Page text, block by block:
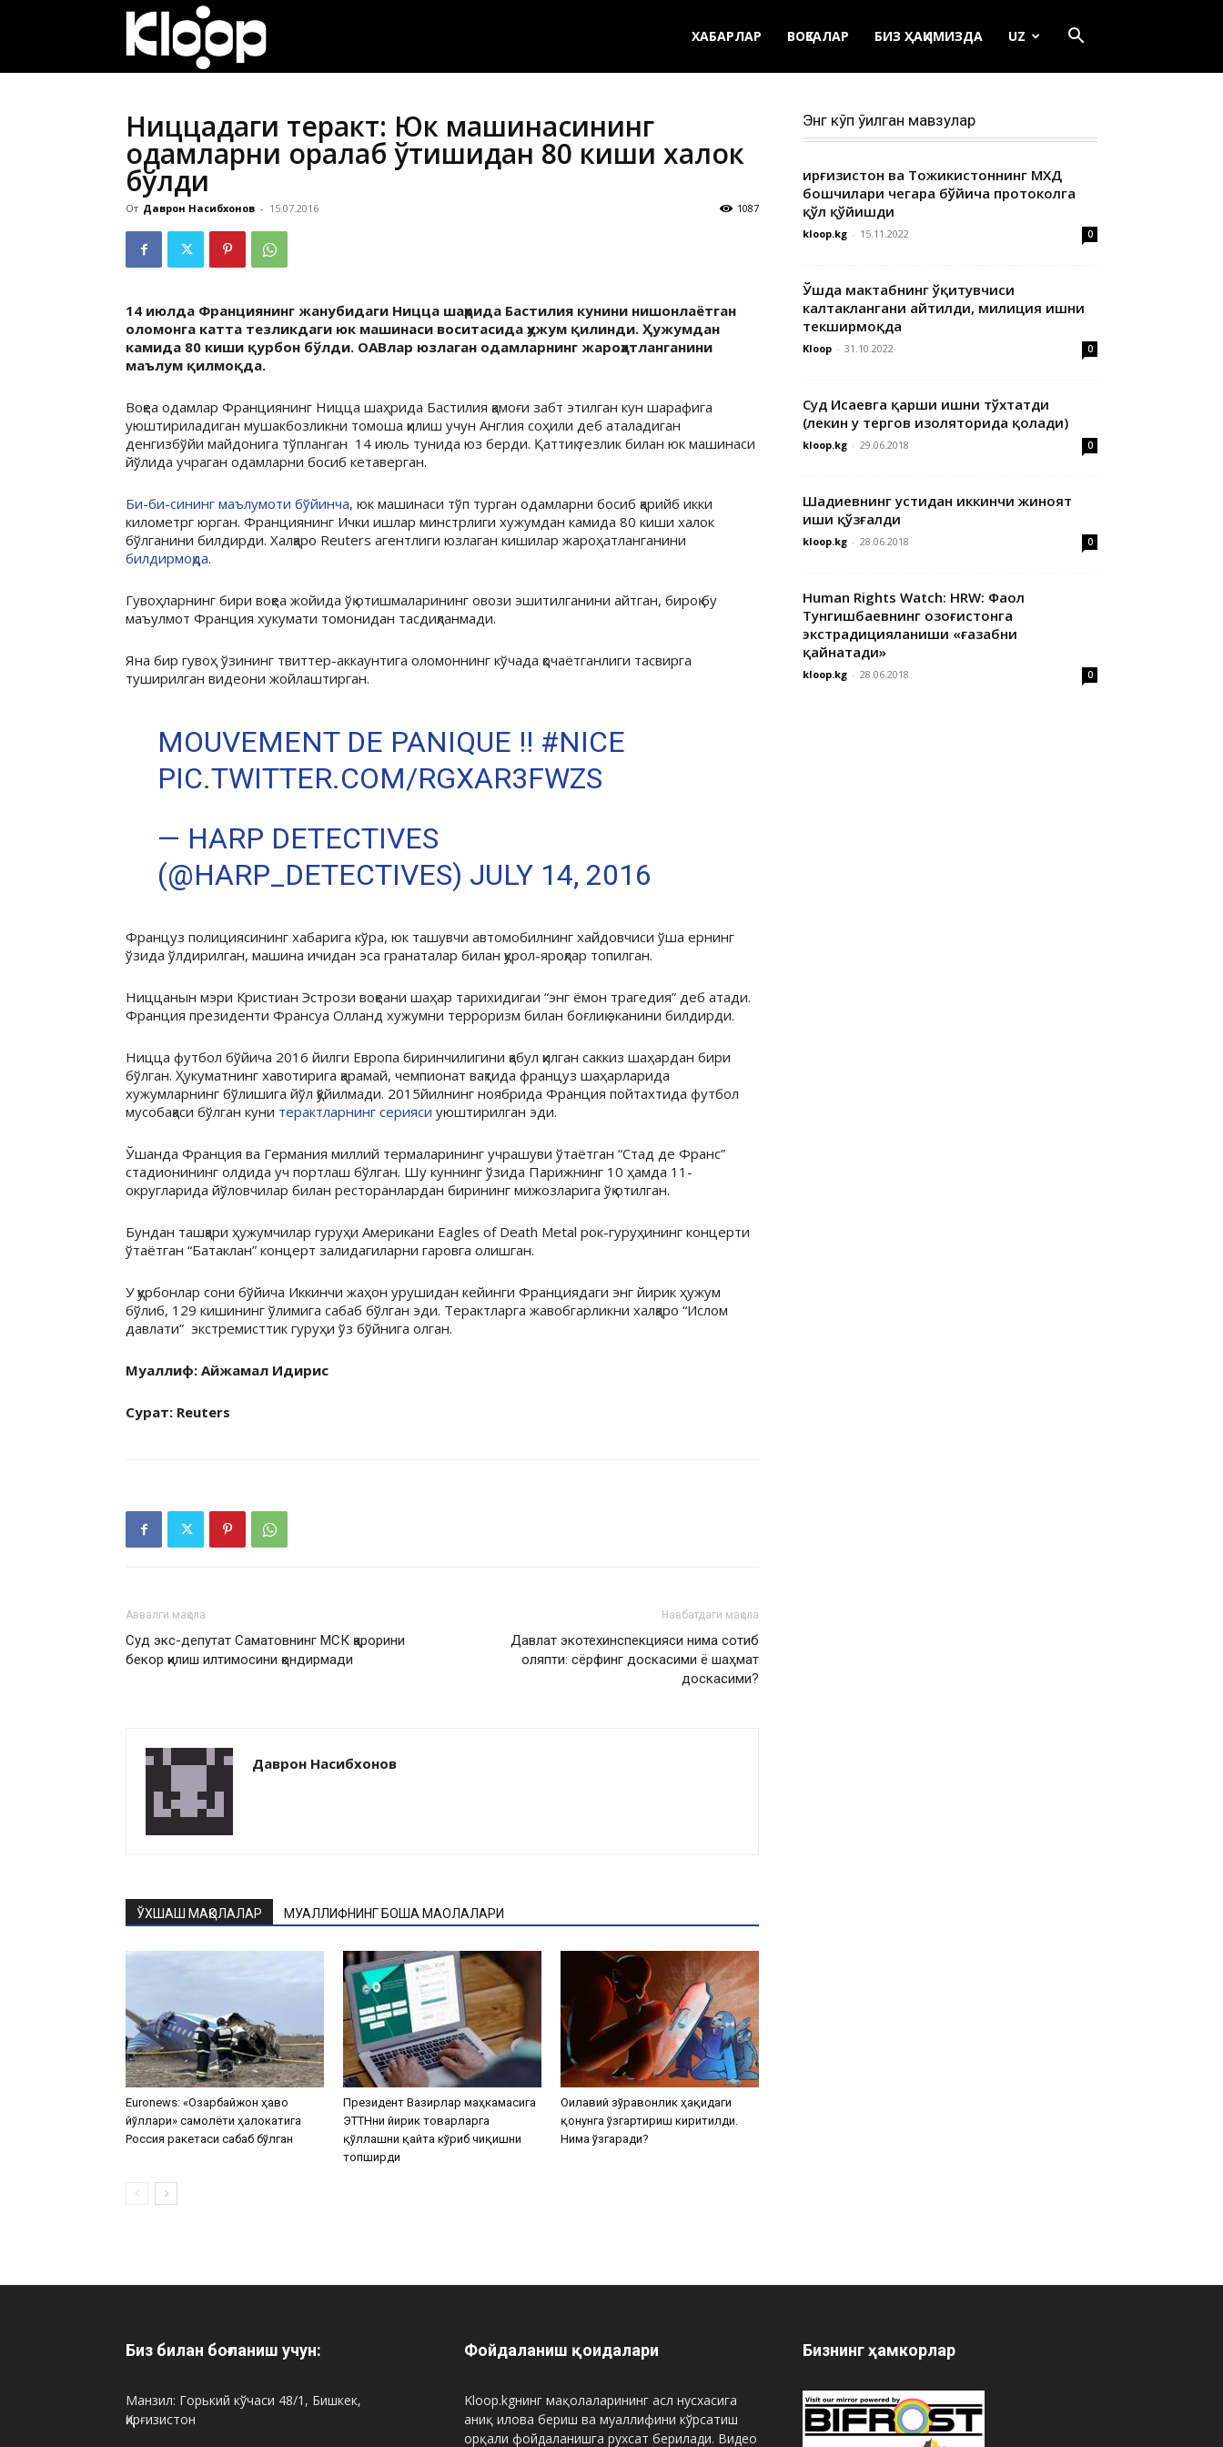
ХАБАРЛАР ВОҚЕАЛАР БИЗ ҲАҚИМИЗДА UZ
Ниццадаги теракт: Юк машинасининг
одамларни оралаб ўтишидан 80 киши халок
бўлди
От Даврон Насибхонов - 15.07.2016 1087
14 июлда Франциянинг жанубидаги Ницца шаҳрида Бастилия кунини нишонлаётган
оломонга катта тезликдаги юк машинаси воситасида ҳужум қилинди. Ҳужумдан
камида 80 киши қурбон бўлди. ОАВлар юзлаган одамларнинг жароҳатланганини
маълум қилмоқда.
Воқеа одамлар Франциянинг Ницца шаҳрида Бастилия қамоғи забт этилган кун шарафига
уюштириладиган мушакбозликни томоша қилиш учун Англия соҳили деб аталадиган
денгизбўйи майдонига тўпланган 14 июль тунида юз берди. Қаттиқ тезлик билан юк машинаси
йўлида учраган одамларни босиб кетаверган.
Би-би-сининг маълумоти бўйинча, юк машинаси тўп турган одамларни босиб қарийб икки
километрг юрган. Франциянинг Ички ишлар минстрлиги хужумдан камида 80 киши халок
бўлганини билдирди. Халқаро Reuters агентлиги юзлаган кишилар жароҳатланганини
билдирмоқда.
Гувоҳларнинг бири воқеа жойида ўқ отишмаларининг овози эшитилганини айтган, бироқ бу
маъулмот Франция хукумати томонидан тасдиқланмади.
Яна бир гувоҳ ўзининг твиттер-аккаунтига оломоннинг кўчада қочаётганлиги тасвирга
туширилган видеони жойлаштирган.
MOUVEMENT DE PANIQUE !! #NICE
PIC.TWITTER.COM/RGXAR3FWZS
— HARP DETECTIVES
(@HARP_DETECTIVES) JULY 14, 2016
Француз полициясининг хабарига кўра, юк ташувчи автомобилнинг хайдовчиси ўша ернинг
ўзида ўлдирилган, машина ичидан эса гранаталар билан қурол-яроқлар топилган.
Ниццанын мэри Кристиан Эстрози воқеани шаҳар тарихидигаи “энг ёмон трагедия” деб атади.
Франция президенти Франсуа Олланд хужумни терроризм билан боғлиқ эканини билдирди.
Ницца футбол бўйича 2016 йилги Европа биринчилигини қабул қилган саккиз шаҳардан бири
бўлган. Ҳукуматнинг хавотирига қарамай, чемпионат вақтида француз шаҳарларида
хужумларнинг бўлишига йўл қўйилмади. 2015йилнинг ноябрида Франция пойтахтида футбол
мусобақаси бўлган куни терактларнинг серияси уюштирилган эди.
Ўшанда Франция ва Германия миллий термаларининг учрашуви ўтаётган “Стад де Франс”
стадионининг олдида уч портлаш бўлган. Шу куннинг ўзида Парижнинг 10 ҳамда 11-
округларида йўловчилар билан ресторанлардан бирининг мижозларига ўқ отилган.
Бундан ташқари ҳужумчилар гуруҳи Американи Eagles of Death Metal рок-гуруҳининг концерти
ўтаётган “Батаклан” концерт залидагиларни гаровга олишган.
У қурбонлар сони бўйича Иккинчи жаҳон урушидан кейинги Франциядаги энг йирик ҳужум
бўлиб, 129 кишининг ўлимига сабаб бўлган эди. Терактларга жавобгарликни халқаро “Ислом
давлати” экстремисттик гуруҳи ўз бўйнига олган.
Муаллиф: Айжамал Идирис
Сурат: Reuters
Аввалги мақола
Суд экс-депутат Саматовнинг МСК қарорини
бекор қилиш илтимосини қондирмади
Навбатдаги мақола
Давлат экотехинспекцияси нима сотиб
оляпти: сёрфинг доскасими ё шаҳмат
доскасими?
Даврон Насибхонов
ЎХШАШ МАҚОЛАЛАР МУАЛЛИФНИНГ БОШҚА МАҚОЛАЛАРИ
Euronews: «Озарбайжон ҳаво
йўллари» самолёти ҳалокатига
Россия ракетаcи сабаб бўлган
Президент Вазирлар маҳкамасига
ЭТТНни йирик товарларга
қўллашни қайта кўриб чиқишни
топширди
Оилавий зўравонлик ҳақидаги
қонунга ўзгартириш киритилди.
Нима ўзгаради?
Энг кўп ўқилган мавзулар
Қирғизистон ва Тожикистоннинг МХДҚ
бошчилари чегара бўйича протоколга
қўл қўйишди
kloop.kg - 15.11.2022 0
Ўшда мактабнинг ўқитувчиси
калтаклангани айтилди, милиция ишни
текширмоқда
Kloop - 31.10.2022 0
Суд Исаевга қарши ишни тўхтатди
(лекин у тергов изоляторида қолади)
kloop.kg - 29.06.2018 0
Шадиевнинг устидан иккинчи жиноят
иши қўзғалди
kloop.kg - 28.06.2018 0
Human Rights Watch: HRW: Фаол
Тунгишбаевнинг Қозоғистонга
экстрадицияланиши «ғазабни
қайнатади»
kloop.kg - 28.06.2018 0
Биз билан боғланиш учун:
Манзил: Горький кўчаси 48/1, Бишкек,
Қирғизистон
Фойдаланиш қоидалари
Kloop.kgнинг мақолаларининг асл нусхасига
аниқ илова бериш ва муаллифини кўрсатиш
орқали фойдаланишга рухсат берилади. Видео
Бизнинг ҳамкорлар